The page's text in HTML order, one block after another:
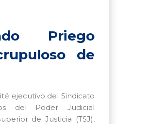
Priego
de
ejecutivo del Sindicato
del Poder Judicial
de Justicia (TSJ),